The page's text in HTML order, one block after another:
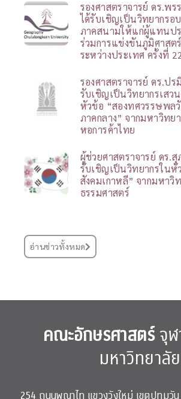
รองศาสตราจารย์ ดร.พ
ได้รับเชิญเป็นวิทยากรอ
ภาคสนามให้แก่ผู้แทนป
ร่วมการแข่งขันภูมิศาสต
ระหว่างประเทศ ครั้งที่
รองศาสตราจารย์ ดร.ปร
รับเชิญเป็นวิทยากรเสว
หัวข้อ “สองทศวรรษพล
ภาคกลาง” จากมหาวิทย
หอการค้าไทย
ผู้ช่วยศาสตราจารย์ ดร.
รับเชิญเป็นวิทยากรในหั
สังคมเกาหลี” จากมหาวิ
ธรรมศาสตร์
อ่านข่าวทั้งหมด
คณะอักษรศาสตร์จุฬ
มหาวิทยาลัย
254 ถนนพญาไท แขวงวังใหม่ เขตปทุมวั